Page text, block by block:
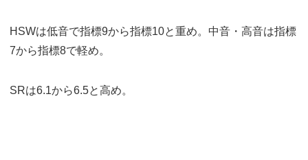
HSWは低音で指標9から指標10と重め。中音・高音は指標
7から指標8で軽め。
SRは6.1から6.5と高め。